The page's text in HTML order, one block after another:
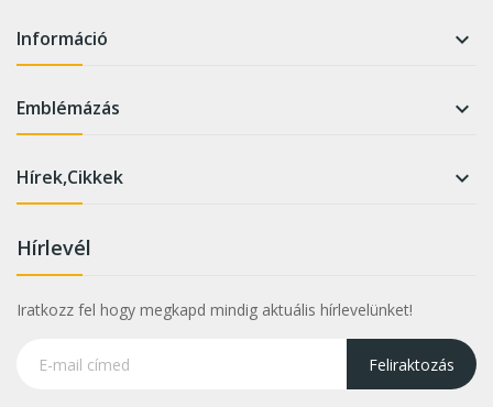
Információ 
Emblémázás 
Hírek,Cikkek 
Hírlevél
Iratkozz fel hogy megkapd mindig aktuális hírlevelünket!
Feliraktozás